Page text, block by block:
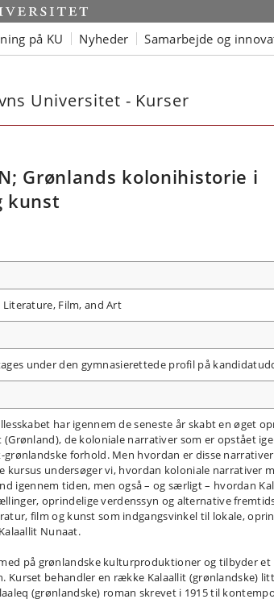
på KU Nyheder Samarbejde og
Universitet - Kurser
Grønlands kolonihistorie i
kunst
Literature, Film, and Art
under den gymnasierettede profil på
har igennem de seneste år skabt en øget
de koloniale narrativer som er opstået
forhold. Men hvordan er disse
kursus undersøger vi, hvordan koloniale narrativer
igennem tiden, men også – og særligt – hvordan
oprindelige verdenssyn og alternative
film og kunst som indgangsvinkel til lokale,
Nunaat.
på grønlandske kulturproduktioner og tilbyder
Kurset behandler en række Kalaallit (grønlandske)
(grønlandske) roman skrevet i 1915 til